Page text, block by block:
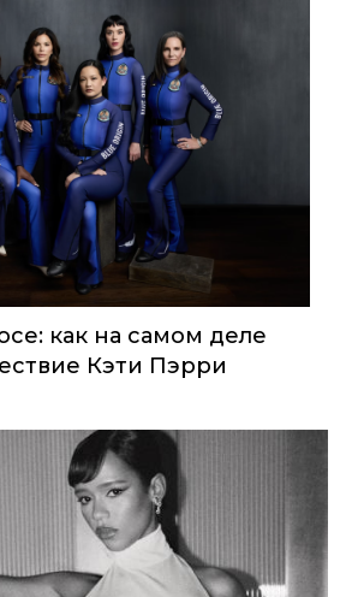
как на самом деле
Кэти Пэрри